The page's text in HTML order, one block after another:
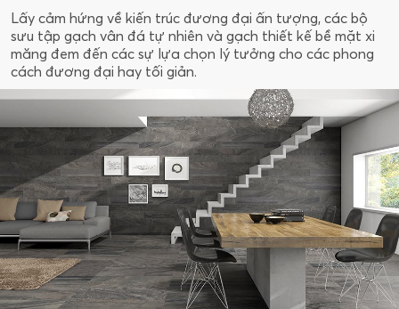
Lấy cảm hứng về kiến trúc đương đại ấn tượng, các bộ
sưu tập gạch vân đá tự nhiên và gạch thiết kế bề mặt xi
măng đem đến các sự lựa chọn lý tưởng cho các phong
cách đương đại hay tối giản.